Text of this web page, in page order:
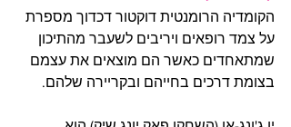
הקומדיה הרומנטית דוקטור דכדוך מספרת
על צמד רופאים ויריבים לשעבר מהתיכון
שמתאחדים כאשר הם מוצאים את עצמם
בצומת דרכים בחייהם ובקריירה שלהם.